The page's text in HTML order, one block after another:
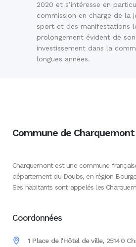
2020 et s’intéresse en
commission en charge de la
sport et des manifestations
prolongement évident de son
investissement dans la
longues années.
Commune de Charquemont
Charquemont est une commune
département du Doubs, en région
Ses habitants sont appelés les
Coordonnées
1 Place de l'Hôtel de ville, 25140